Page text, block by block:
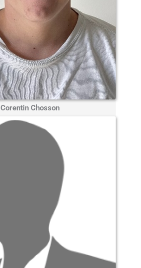
Corentin Chosson